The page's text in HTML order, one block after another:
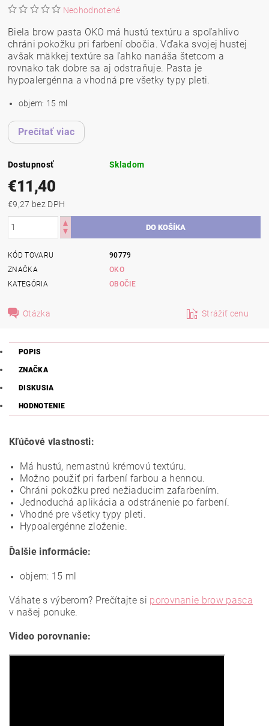
Neohodnotené
Biela brow pasta OKO má hustú textúru a spoľahlivo
chráni pokožku pri farbení obočia. Vďaka svojej hustej
avšak mäkkej textúre sa ľahko nanáša štetcom a
rovnako tak dobre sa aj odstraňuje. Pasta je
hypoalergénna a vhodná pre všetky typy pleti.
objem: 15 ml
Prečítať viac
Dostupnosť Skladom
€11,40
€9,27 bez DPH
KÓD TOVARU
90779
ZNAČKA
OKO
KATEGÓRIA
OBOČIE
Otázka Strážiť cenu
POPIS
ZNAČKA
DISKUSIA
HODNOTENIE
Kľúčové vlastnosti:
Má hustú, nemastnú krémovú textúru.
Možno použiť pri farbení farbou a hennou.
Chráni pokožku pred nežiaducim zafarbením.
Jednoduchá aplikácia a odstránenie po farbení.
Vhodné pre všetky typy pleti.
Hypoalergénne zloženie.
Ďalšie informácie:
objem: 15 ml
Váhate s výberom? Prečítajte si porovnanie brow pasca
v našej ponuke.
Video porovnanie: